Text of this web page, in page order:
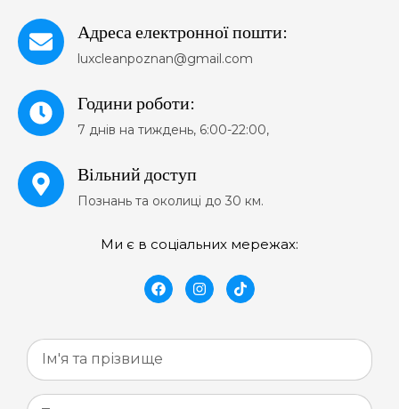
Адреса електронної пошти:
luxcleanpoznan@gmail.com
Години роботи:
7 днів на тиждень, 6:00-22:00,
Вільний доступ
Познань та околиці до 30 км.
Ми є в соціальних мережах: